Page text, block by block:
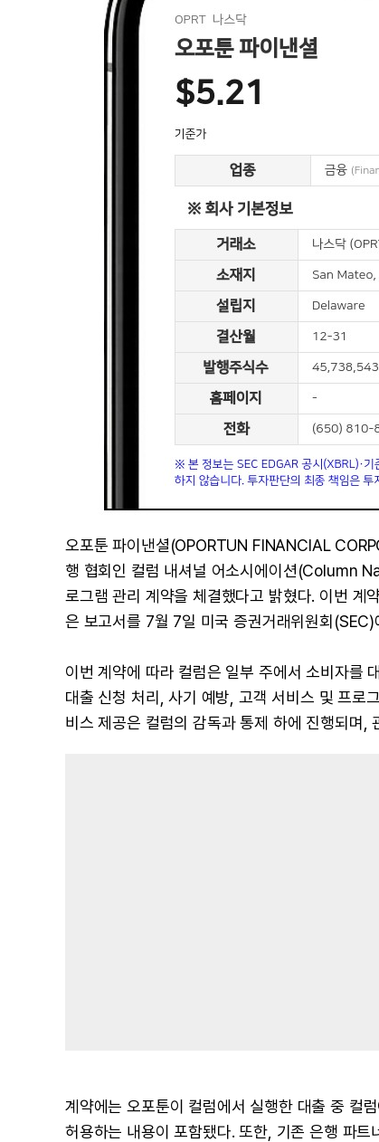
오포툰 파이낸셜(OPORTUN FINANCIAL
행 협회인 컬럼 내셔널 어소시에이션(Column
로그램 관리 계약을 체결했다고 밝혔다. 이번
은 보고서를 7월 7일 미국 증권거래위원회(SEC)
이번 계약에 따라 컬럼은 일부 주에서 소비자를
대출 신청 처리, 사기 예방, 고객 서비스 및 프로
비스 제공은 컬럼의 감독과 통제 하에 진행되며,
계약에는 오포툰이 컬럼에서 실행한 대출 중 컬
허용하는 내용이 포함됐다. 또한, 기존 은행 파